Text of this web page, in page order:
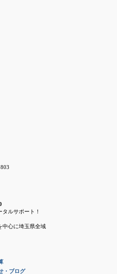
ルサポート！
中心に埼玉県全域
・ブログ